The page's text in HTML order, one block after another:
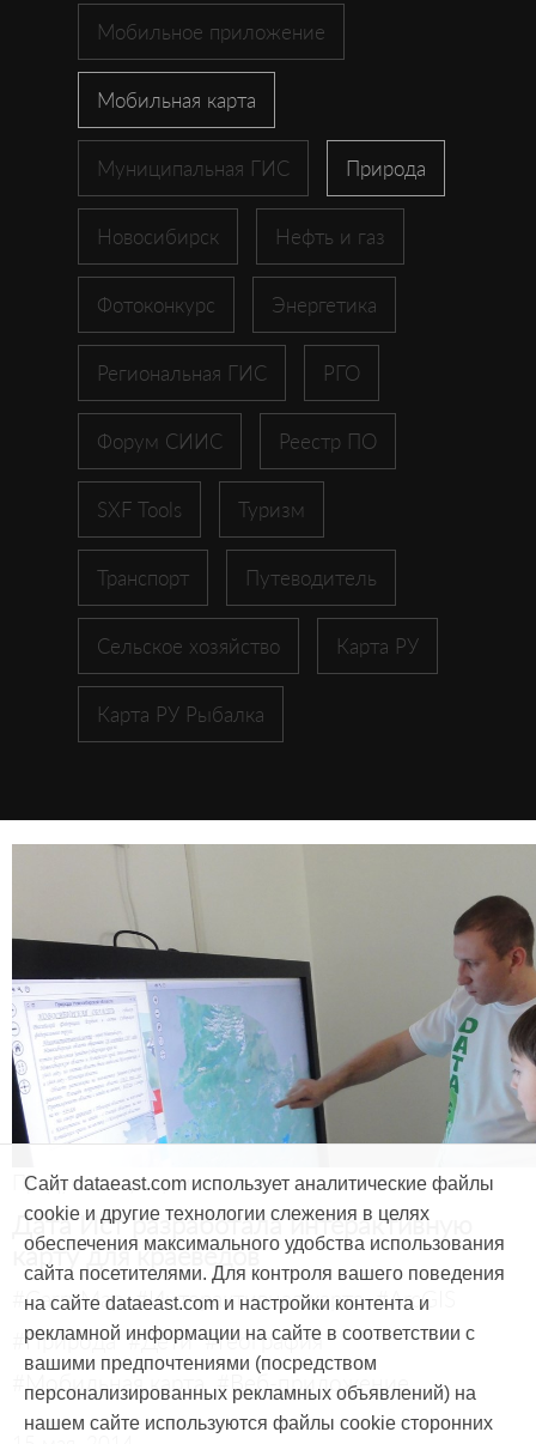
Мобильное приложение
Мобильная карта
Муниципальная ГИС Природа
Новосибирск Нефть и газ
Фотоконкурс Энергетика
Региональная ГИС РГО
Форум СИИС Реестр ПО
SXF Tools Туризм
Транспорт Путеводитель
Сельское хозяйство Карта РУ
Карта РУ Рыбалка
Продукты и услуги
Дата Ист разработала интерактивную
карту для краеведов
#CarryMap #Интерактивная карта #ArcGIS
#Природа #Дети #География
#Мобильная карта #Веб-приложение
Сайт dataeast.com использует аналитические файлы
cookie и другие технологии слежения в целях
обеспечения максимального удобства использования
сайта посетителями. Для контроля вашего поведения
на сайте dataeast.com и настройки контента и
рекламной информации на сайте в соответствии с
вашими предпочтениями (посредством
персонализированных рекламных объявлений) на
нашем сайте используются файлы cookie сторонних